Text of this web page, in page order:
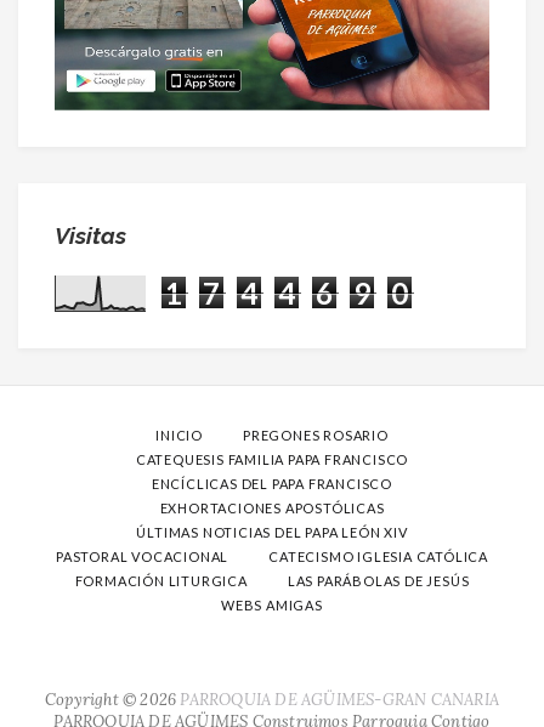
Visitas
1 7 4 4 6 9 0
INICIO
PREGONES ROSARIO
CATEQUESIS FAMILIA PAPA FRANCISCO
ENCÍCLICAS DEL PAPA FRANCISCO
EXHORTACIONES APOSTÓLICAS
ÚLTIMAS NOTICIAS DEL PAPA LEÓN XIV
PASTORAL VOCACIONAL
CATECISMO IGLESIA CATÓLICA
FORMACIÓN LITURGICA
LAS PARÁBOLAS DE JESÚS
WEBS AMIGAS
Copyright ©2026 PARROQUIA DE AGÜIMES-GRAN CANARIA
PARROQUIA DE AGÜIMES Construimos Parroquia Contigo